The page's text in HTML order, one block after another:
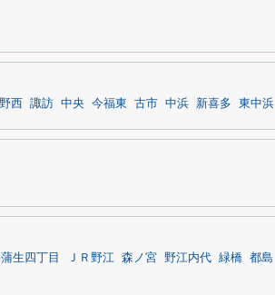
西 諏訪 中央 今福東 古市 中浜 新喜多 東中浜
蒲生四丁目 ＪＲ野江 森ノ宮 野江内代 緑橋 都島